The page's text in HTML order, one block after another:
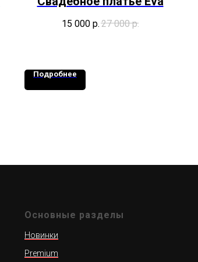
15 000 р.27 000 р.
Подробнее
Основные разделы
Новинки
Premium